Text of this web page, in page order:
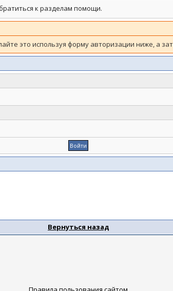
к разделам помощи.
это используя форму авторизации ниже, а
Вернуться назад